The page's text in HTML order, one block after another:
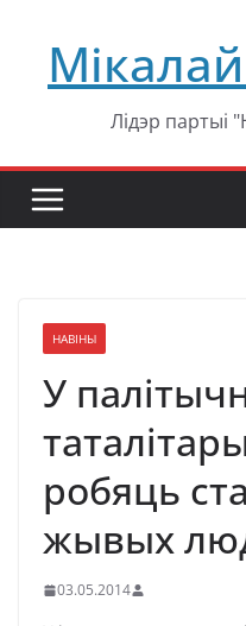
содержимому
Лідэр партыі
НАВІНЫ
У
робяць
жывых
03.05.2014